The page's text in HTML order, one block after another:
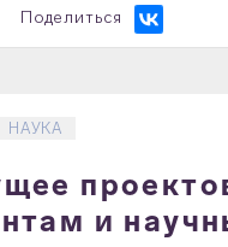
Поделиться
НАУКА
и